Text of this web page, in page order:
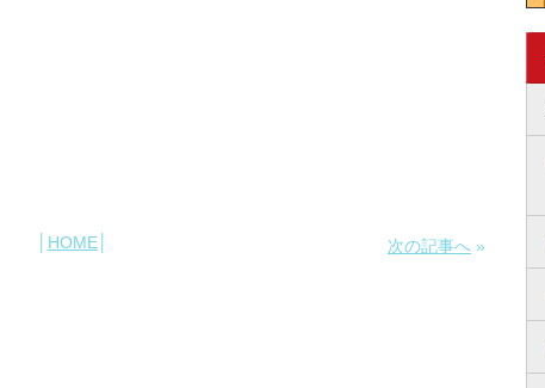
HOME│ 次の記事へ »